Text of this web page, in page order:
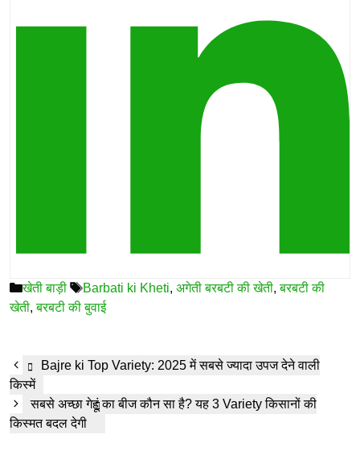
Categories
खेती बाड़ी Tags
Barbati ki Kheti, अगेती बरबटी की खेती,बरबटी की
खेती,बरबटी की बुवाई
Bajre ki Top Variety: 2025 में सबसे ज्यादा उपज देने वाली
किस्में
सबसे अच्छा गेहूं का बीज कौन सा है? यह 3 Variety किसानों की
किस्मत बदल देगी